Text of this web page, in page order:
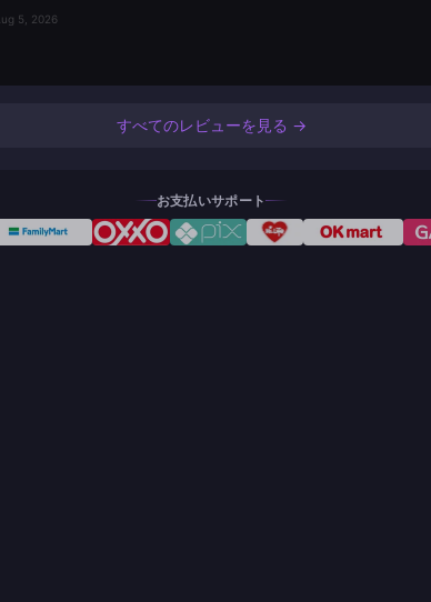
5, 2026
すべてのレビューを見る →
お支払いサポート